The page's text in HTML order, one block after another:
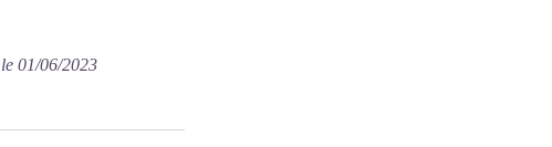
01/06/2023